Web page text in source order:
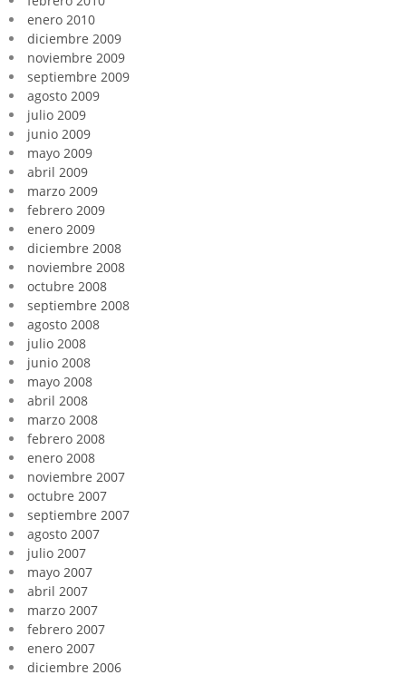
enero 2010
diciembre 2009
noviembre 2009
septiembre 2009
agosto 2009
julio 2009
junio 2009
mayo 2009
abril 2009
marzo 2009
febrero 2009
enero 2009
diciembre 2008
noviembre 2008
octubre 2008
septiembre 2008
agosto 2008
julio 2008
junio 2008
mayo 2008
abril 2008
marzo 2008
febrero 2008
enero 2008
noviembre 2007
octubre 2007
septiembre 2007
agosto 2007
julio 2007
mayo 2007
abril 2007
marzo 2007
febrero 2007
enero 2007
diciembre 2006